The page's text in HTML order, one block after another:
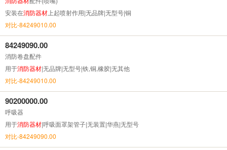
安装在消防器材 上起喷射作用|无品牌|无型号|铜
对比-84249010.00
84249090.00
消防卷盘配件
用于消防器材|无品牌|无型号|铁,铜,橡胶|无其他
对比-84249010.00
90200000.00
呼吸器
用于消防器材|呼吸面罩架管子|无装置|华燕|无型号
对比-84249090.00